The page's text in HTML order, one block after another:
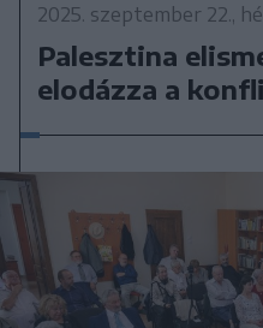
2025. szeptember 22.,
Palesztina
elodázza a